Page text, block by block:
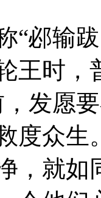
输跋
王时，
发愿
度众
，就如